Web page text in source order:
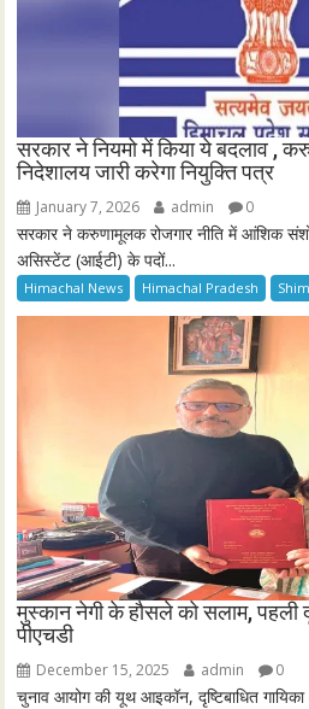
सरकार ने नियमो में किया ये बदलाव ,
निदेशालय जारी करेगा नियुक्ति पत्र
January 7, 2026 admin 0
सरकार ने करुणामूलक रोजगार नीति में आंशिक
असिस्टेंट (आईटी) के पदों...
Himachal News Himachal Pradesh
मुस्कान नेगी के हौसले को सलाम, पहली
पीएचडी
December 15, 2025 admin 0
चुनाव आयोग की यूथ आइकॉन, दृष्टिबाधित